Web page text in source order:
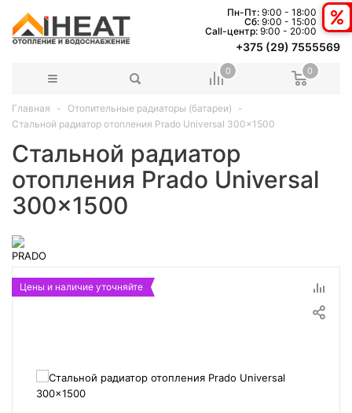
Пн-Пт: 9:00 - 18:00
Сб: 9:00 - 15:00
Сall-центр: 9:00 - 20:00
+375 (29) 7555569
0 0
Главная
Отопительные радиаторы (батареи)
Стальной радиатор отопления Prado Universal 300x1500
Стальной радиатор
отопления Prado Universal
300x1500
Цены и наличие уточняйте